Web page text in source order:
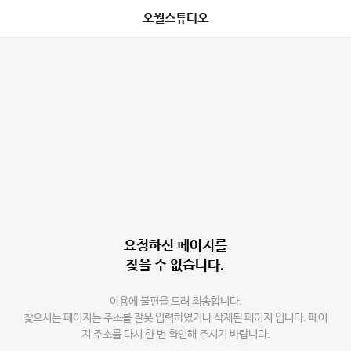
오월스튜디오
요청하신 페이지를
찾을 수 없습니다.
이용에 불편을 드려 죄송합니다.
찾으시는 페이지는 주소를 잘못 입력하였거나 삭제된 페이지 입니다. 페이
지 주소를 다시 한 번 확인해 주시기 바랍니다.